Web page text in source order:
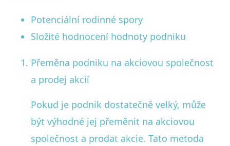
Potenciální rodinné spory
Složité hodnocení hodnoty podniku
Přeměna podniku na akciovou společnost
a prodej akcií
Pokud je podnik dostatečně velký, může
být výhodné jej přeměnit na akciovou
společnost a prodat akcie. Tato metoda